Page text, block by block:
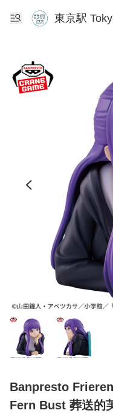
東京駅
Banpresto
Fern Bust 葬送的